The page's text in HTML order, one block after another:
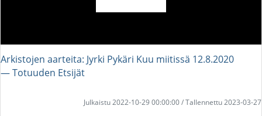
Arkistojen aarteita: Jyrki Pykäri Kuu miitissä 12.8.2020
― Totuuden Etsijät
Julkaistu 2022-10-29 00:00:00 / Tallennettu 2023-03-27